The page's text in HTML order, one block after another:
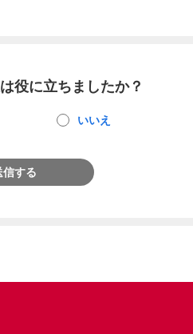
役に立ちましたか？
いいえ
信する